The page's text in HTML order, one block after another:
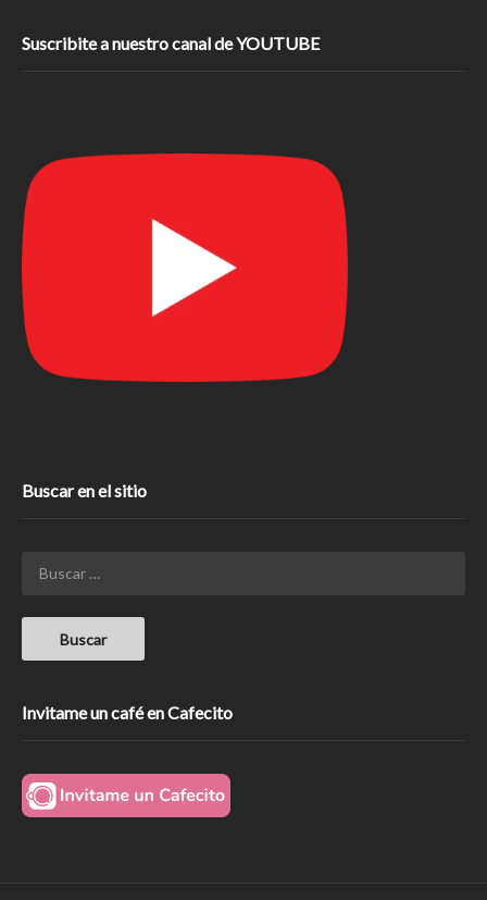
Suscribite a nuestro canal de YOUTUBE
Buscar en el sitio
Invitame un café en Cafecito